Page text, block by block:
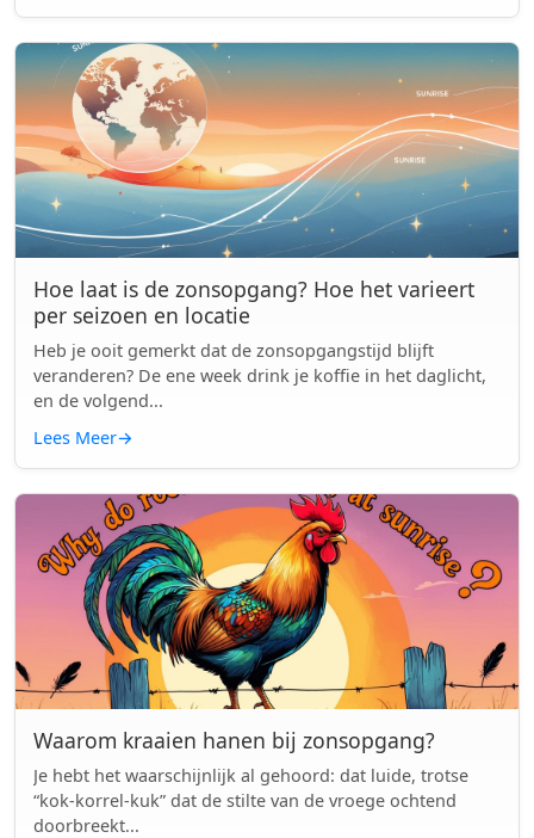
Hoe laat is de zonsopgang? Hoe het varieert
per seizoen en locatie
Heb je ooit gemerkt dat de zonsopgangstijd blijft
veranderen? De ene week drink je koffie in het daglicht,
en de volgend...
Lees Meer→
Waarom kraaien hanen bij zonsopgang?
Je hebt het waarschijnlijk al gehoord: dat luide, trotse
“kok-korrel-kuk” dat de stilte van de vroege ochtend
doorbreekt...